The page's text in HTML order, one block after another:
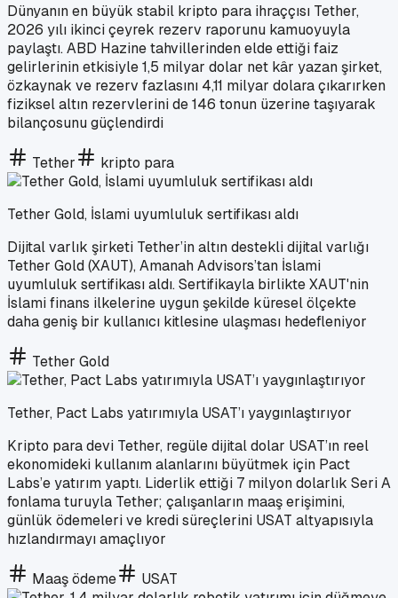
Dünyanın en büyük stabil kripto para ihraççısı Tether,
2026 yılı ikinci çeyrek rezerv raporunu kamuoyuyla
paylaştı. ABD Hazine tahvillerinden elde ettiği faiz
gelirlerinin etkisiyle 1,5 milyar dolar net kâr yazan şirket,
özkaynak ve rezerv fazlasını 4,11 milyar dolara çıkarırken
fiziksel altın rezervlerini de 146 tonun üzerine taşıyarak
bilançosunu güçlendirdi
Tether kripto para
Tether Gold, İslami uyumluluk sertifikası aldı
Dijital varlık şirketi Tether’in altın destekli dijital varlığı
Tether Gold (XAUT), Amanah Advisors’tan İslami
uyumluluk sertifikası aldı. Sertifikayla birlikte XAUT'nin
İslami finans ilkelerine uygun şekilde küresel ölçekte
daha geniş bir kullanıcı kitlesine ulaşması hedefleniyor
Tether Gold
Tether, Pact Labs yatırımıyla USAT’ı yaygınlaştırıyor
Kripto para devi Tether, regüle dijital dolar USAT’ın reel
ekonomideki kullanım alanlarını büyütmek için Pact
Labs’e yatırım yaptı. Liderlik ettiği 7 milyon dolarlık Seri A
fonlama turuyla Tether; çalışanların maaş erişimini,
günlük ödemeleri ve kredi süreçlerini USAT altyapısıyla
hızlandırmayı amaçlıyor
Maaş ödeme USAT